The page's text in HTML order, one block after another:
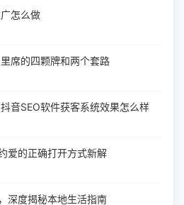
怎么做
席的四颗牌和两个套路
音SEO软件获客系统效果怎么样
爱的正确打开方式新解
深度揭秘本地生活指南